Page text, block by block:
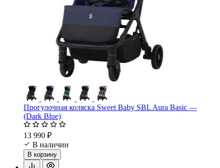
Прогулочная коляска Sweet Baby SBL Aura Basic —
(Dark Blue)
13 990 ₽
В наличии
В корзину